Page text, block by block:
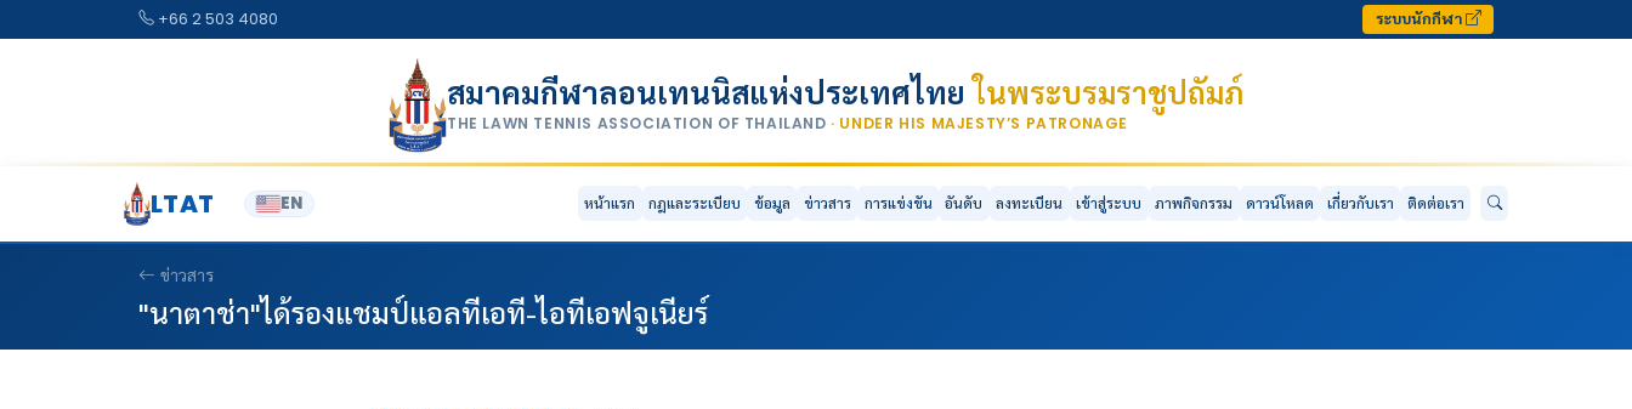
+66 2 503 4080 ระบบนักกีฬา
สมาคมกีฬาลอนเทนนิสแห่งประเทศไทยในพระบรมราชูปถัมภ์
THE LAWN TENNIS ASSOCIATION OF THAILAND · UNDER HIS MAJESTY’S PATRONAGE
LTAT EN หน้าแรก กฎและระเบียบ ข้อมูล ข่าวสาร การแข่งขัน อันดับ ลงทะเบียน เข้าสู่ระบบ ภาพกิจกรรม ดาวน์โหลด เกี่ยวกับเรา ติดต่อเรา
ข่าวสาร
"นาตาช่า"ได้รองแชมป์แอลทีเอที-ไอทีเอฟจูเนียร์